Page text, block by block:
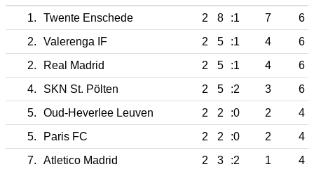
1. Twente Enschede 2 8 :1 7
6
2.
Valerenga IF 2 5 :1 4
6
2.
Real Madrid 2 5 :1 4
6
4.
SKN St. Pölten 2 5 :2 3
6
5.
Oud-Heverlee Leuven 2 2 :0 2
4
5.
Paris FC 2 2 :0 2
4
7.
Atletico Madrid 2 3 :2 1
4